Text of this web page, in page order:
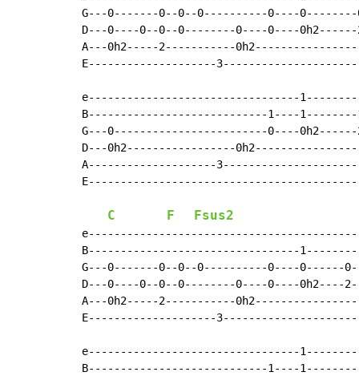
G---0-------0--0--0----------0----0--------
D---0----0--0--0--------0----0----
A---0h2-----2-----------
E--------------------
e---------------------------------
B----------------------------1----1--------
G---0------------------------0----0h2------
D---0h2-----------------
A--------------------
C F Fsus2
B---------------------------------
G---0-------0--0--0----------0----0------
D---0----0--0--0--------0----0----0h2----
A---0h2-----2-----------
E--------------------
e---------------------------------
B----------------------------1----